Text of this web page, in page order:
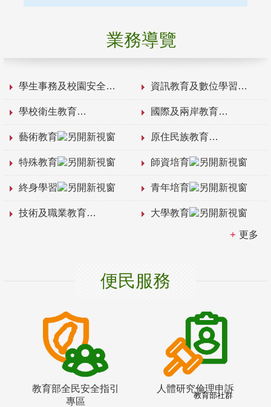
業務導覽
學生事務及校園安全 資訊教育及數位學習
學校衛生教育 國際及兩岸教育
藝術教育 原住民族教育
特殊教育 師資培育
終身學習 青年培育
技術及職業教育 大學教育
更多
便民服務
教育部全民安全指引
專區
人體研究倫理申訴
教育部社群